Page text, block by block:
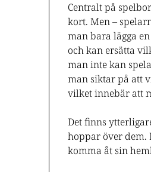
Centralt på
kort. Men –
man bara lägga
och kan ersätta
man inte kan
man siktar på att
vilket innebär att
Det finns
hoppar över
komma åt sin